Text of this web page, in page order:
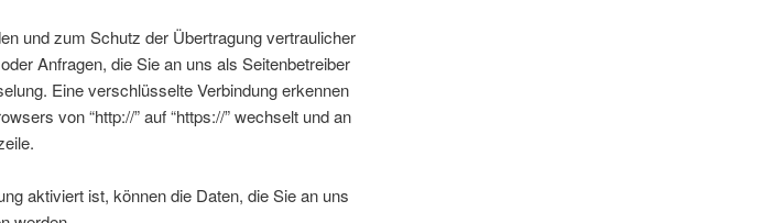
und zum Schutz der Übertragung vertraulicher
Anfragen, die Sie an uns als Seitenbetreiber
Eine verschlüsselte Verbindung erkennen
von “http://” auf “https://” wechselt und an
aktiviert ist, können die Daten, die Sie an uns